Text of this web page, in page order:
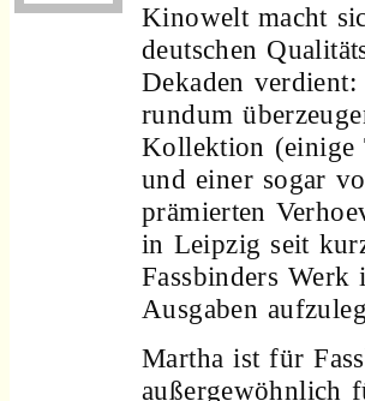
Kinowelt macht
deutschen
Dekaden
rundum
Kollektion (einige
und einer sogar
prämierten
in Leipzig seit
Fassbinders Werk
Ausgaben
Martha ist für
außergewöhnlich